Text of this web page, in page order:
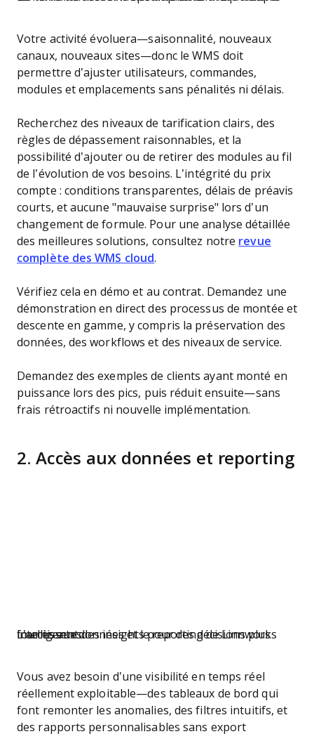
Votre activité évoluera—saisonnalité, nouveaux
canaux, nouveaux sites—donc le WMS doit
permettre d’ajuster utilisateurs, commandes,
modules et emplacements sans pénalités ni délais.
Recherchez des niveaux de tarification clairs, des
règles de dépassement raisonnables, et la
possibilité d’ajouter ou de retirer des modules au fil
de l’évolution de vos besoins. L’intégrité du prix
compte : conditions transparentes, délais de préavis
courts, et aucune "mauvaise surprise" lors d’un
changement de formule. Pour une analyse détaillée
des meilleures solutions, consultez notre revue
complète des WMS cloud.
Vérifiez cela en démo et au contrat. Demandez une
démonstration en direct des processus de montée et
descente en gamme, y compris la préservation des
données, des workflows et des niveaux de service.
Demandez des exemples de clients ayant monté en
puissance lors des pics, puis réduit ensuite—sans
frais rétroactifs ni nouvelle implémentation.
2. Accès aux données et reporting
L’accès aux données et le reporting de Linnworks fournissent des insights pour des décisions plus intelligentes.
Vous avez besoin d’une visibilité en temps réel
réellement exploitable—des tableaux de bord qui
font remonter les anomalies, des filtres intuitifs, et
des rapports personnalisables sans export